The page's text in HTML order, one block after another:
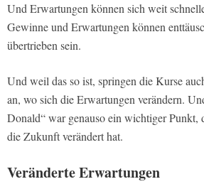
Und Erwartungen können sich weit
Gewinne und Erwartungen können
übertrieben sein.
Und weil das so ist, springen die Kurse
an, wo sich die Erwartungen verändern.
Donald“ war genauso ein wichtiger Punkt,
die Zukunft verändert hat.
Veränderte Erwartungen